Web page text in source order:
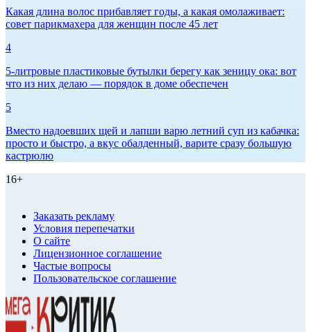
Какая длина волос прибавляет годы, а какая омолаживает:
совет парикмахера для женщин после 45 лет
4
5-литровые пластиковые бутылки берегу как зеницу ока: вот
что из них делаю — порядок в доме обеспечен
5
Вместо надоевших щей и лапши варю летний суп из кабачка:
просто и быстро, а вкус обалденный, варите сразу большую
кастрюлю
16+
Заказать рекламу
Условия перепечатки
О сайте
Лицензионное соглашение
Частые вопросы
Пользовательское соглашение